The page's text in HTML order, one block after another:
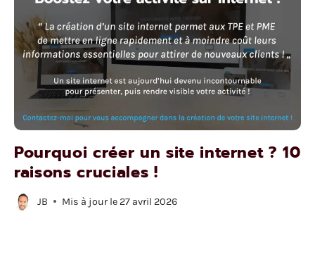
Pourquoi créer un site internet ? 10
raisons cruciales !
JB Mis à jour le 27 avril 2026